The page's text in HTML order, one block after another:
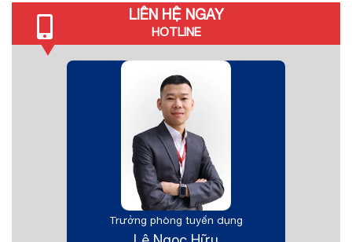
LIÊN HỆ NGAY
HOTLINE
Trưởng phòng tuyển dụng